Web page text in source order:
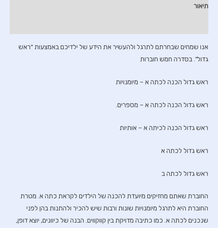
תיאור
אנו שמחים שבחרתם לתרגל ולהעשיר את הידע של ילדיכם באמצעות "ראש
גדול". בסדרה חמש חוברות
ראש גדול הכנה לכתה א – מיומנויות
ראש גדול הכנה לכתה א – מספרים.
ראש גדול הכנה לכיתה א – אותיות
ראש גדול לכתה א
ראש גדול לכתה ב
החוברת שאתם מחזיקים מיועדת להכנה של הילדים לקראת כתה א. מטרת
החוברת היא לתרגל מיומנויות שונות ורבות שיש להכיר ולהתנות בהן לפני
שנכנים לכתה א. כמו כתיבה מדויקת בין קווקווים. הבנה של כיוונים, יוצא דופן,